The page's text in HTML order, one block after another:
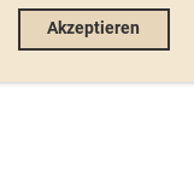
Akzeptieren